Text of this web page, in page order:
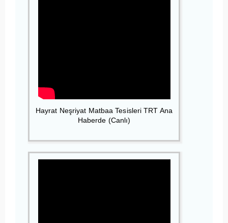
Hayrat Neşriyat Matbaa Tesisleri TRT Ana
Haberde (Canlı)